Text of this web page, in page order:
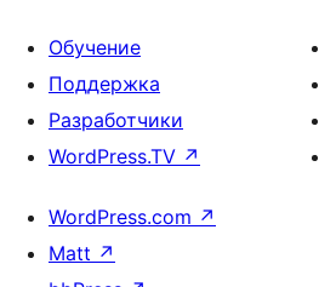
Обучение
Поддержка
Разработчики
WordPress.TV ↗
WordPress.com ↗
Matt ↗